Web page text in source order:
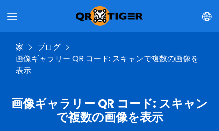
家
ブログ
画像ギャラリー QR コード: スキャンで複数の画像を
表示
画像ギャラリー QR コード: スキャン
で複数の画像を表示